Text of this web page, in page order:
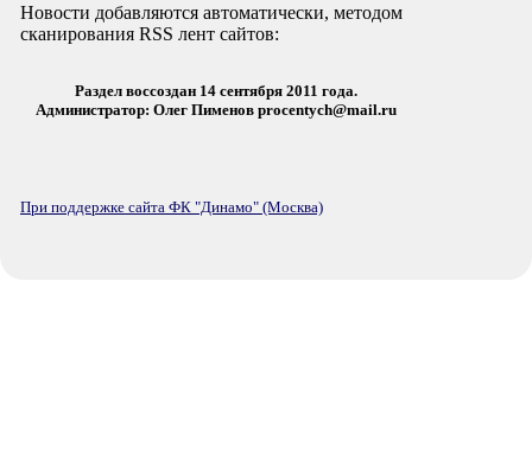
Новости добавляются автоматически, методом
сканирования RSS лент сайтов:
Раздел воссоздан 14 сентября 2011 года.
Администратор: Олег Пименов procentych@mail.ru
При поддержке сайта ФК "Динамо" (Москва)